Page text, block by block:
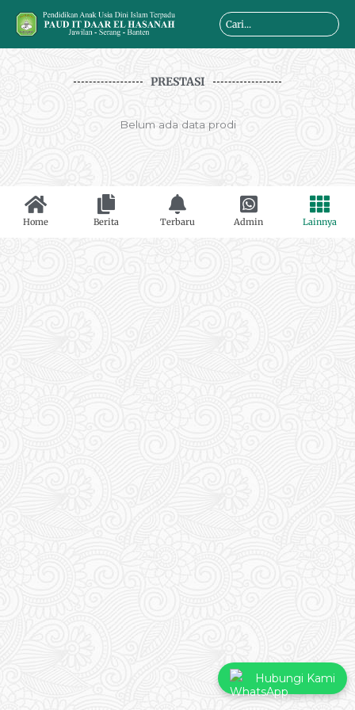
content
Search
PRESTASI
Belum ada data prodi
Home Berita Terbaru Admin Lainnya
Hubungi Kami